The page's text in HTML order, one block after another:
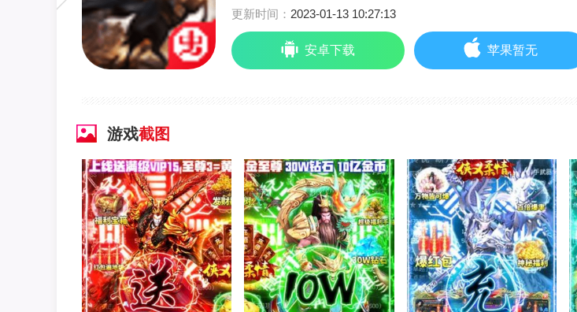
更新时间： 2023-01-13 10:27:13
安卓下载 苹果暂无
游戏截图